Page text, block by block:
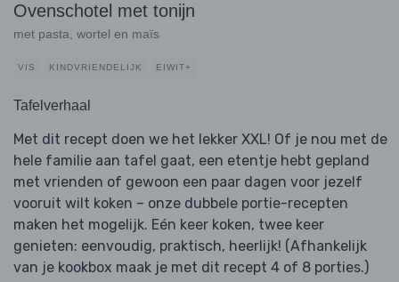
Ovenschotel met tonijn
met pasta, wortel en maïs
VIS KINDVRIENDELIJK EIWIT+
Tafelverhaal
Met dit recept doen we het lekker XXL! Of je nou met de
hele familie aan tafel gaat, een etentje hebt gepland
met vrienden of gewoon een paar dagen voor jezelf
vooruit wilt koken – onze dubbele portie-recepten
maken het mogelijk. Eén keer koken, twee keer
genieten: eenvoudig, praktisch, heerlijk! (Afhankelijk
van je kookbox maak je met dit recept 4 of 8 porties.)